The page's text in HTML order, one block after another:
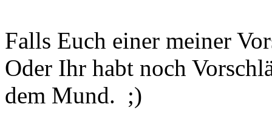
Falls Euch einer meiner
Oder Ihr habt noch
dem Mund. ;)